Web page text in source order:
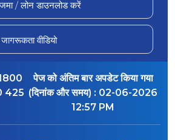
/ लोन डाउनलोड करें
जागरूकता वीडियो
425
पेज को अंतिम बार अपडेट किया गया
(दिनांक और समय) : 02-06-2026
12:57 PM